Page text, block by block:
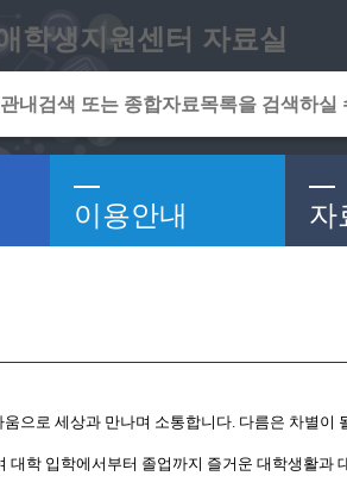
학생지원센터 자료실
이용안내 자
으로 세상과 만나며 소통합니다. 다름은 차별이
대학 입학에서부터 졸업까지 즐거운 대학생활과